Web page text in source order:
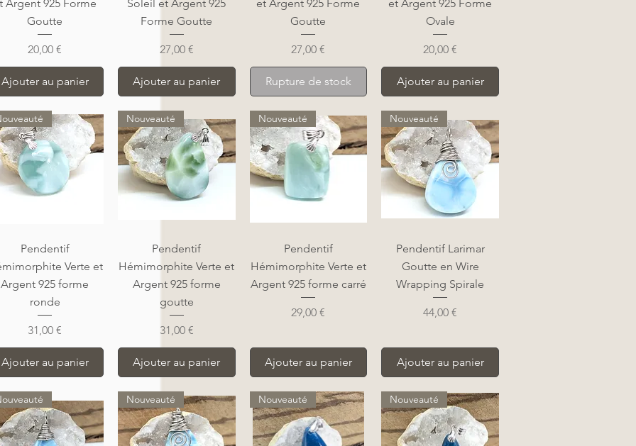
Argent 925 Forme
Goutte
Prix
20,00 €
Ajouter au panier
Soleil et Argent 925
Forme Goutte
Prix
27,00 €
Ajouter au panier
et Argent 925 Forme
Goutte
Prix
27,00 €
Rupture de stock
et Argent 925 Forme
Ovale
Prix
20,00 €
Ajouter au panier
Aperçu rapide
Pendentif
Verte et
Argent 925 forme
ronde
Prix
31,00 €
Ajouter au panier
Aperçu rapide
Nouveauté
Pendentif
Hémimorphite Verte et
Argent 925 forme
goutte
Prix
31,00 €
Ajouter au panier
Aperçu rapide
Nouveauté
Pendentif
Hémimorphite Verte et
Argent 925 forme carré
Prix
29,00 €
Ajouter au panier
Aperçu rapide
Nouveauté
Pendentif Larimar
Goutte en Wire
Wrapping Spirale
Prix
44,00 €
Ajouter au panier
Nouveauté Nouveauté Nouveauté